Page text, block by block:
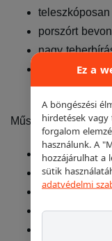
porszórt
nagy
opcionális
Pushadapter
Műszaki
Teherbírás: 3
Dugattyúk
Emelési
Szabad
Dugattyú
Ez a
A böngészési
hirdetések
forgalom
használunk. A
hozzájárulhat a
sütik
adatvédelmi